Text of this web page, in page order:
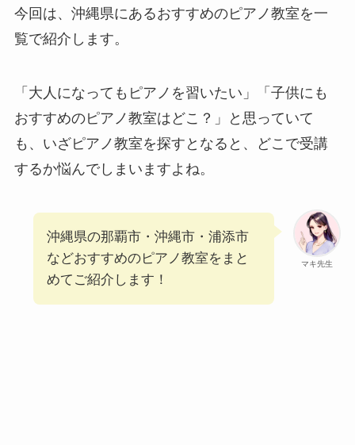
今回は、沖縄県にあるおすすめのピアノ教室を一
覧で紹介します。
「大人になってもピアノを習いたい」「子供にも
おすすめのピアノ教室はどこ？」
と思っていて
も、いざピアノ教室を探すとなると、どこで受講
するか悩んでしまいますよね。
マキ先生
沖縄県の那覇市・沖縄市・浦添市
などおすすめのピアノ教室をまと
めてご紹介します！